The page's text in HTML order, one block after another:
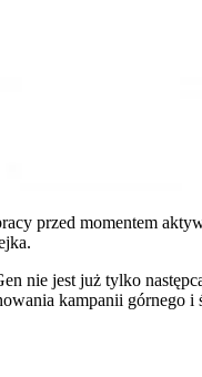
przed momentem
nie jest już tylko
kampanii górnego i